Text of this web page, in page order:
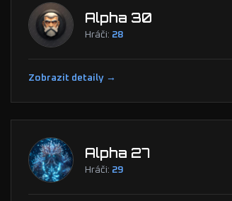
Alpha 30
Hráči: 28
Zobrazit detaily →
Alpha 27
Hráči: 29